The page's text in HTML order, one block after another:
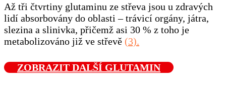
Až tři čtvrtiny glutaminu ze střeva jsou u zdravých
lidí absorbovány do oblasti – trávicí orgány, játra,
slezina a slinivka, přičemž asi 30 % z toho je
metabolizováno již ve střevě (3).
ZOBRAZIT DALŠÍ GLUTAMIN